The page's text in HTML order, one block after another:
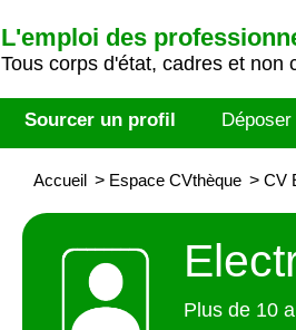
L'emploi des
Tous corps d'état, cadres et non
Sourcer un profil
Accueil > Espace CVthèque > CV
Plus de 10